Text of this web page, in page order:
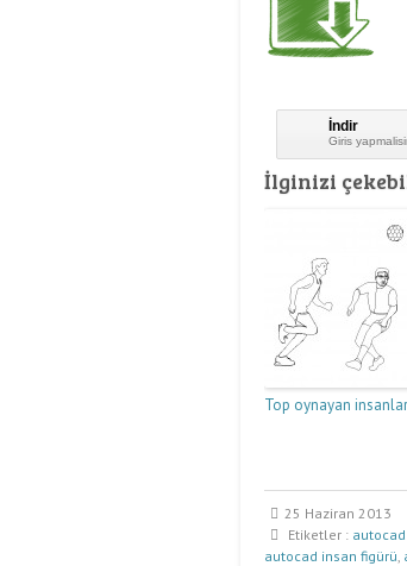
İndir
Giris
İlginizi
Top oynayan insanlar
25 Haziran 2013
Etiketler :
autocad insan figürü,